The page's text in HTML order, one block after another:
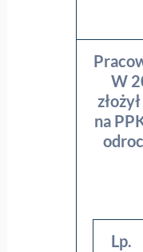
W
na
Lp.